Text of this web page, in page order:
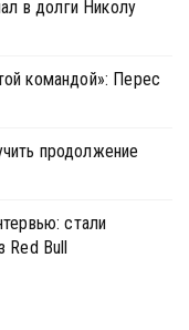
в долги Николу
командой»: Перес
продолжение
стали
Red Bull